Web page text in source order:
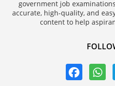
government job
accurate, high-quality, and
content to help